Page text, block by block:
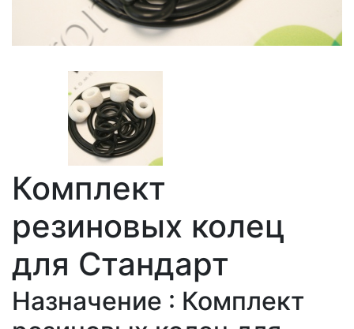
Комплект
резиновых колец
для Стандарт
Назначение : Комплект